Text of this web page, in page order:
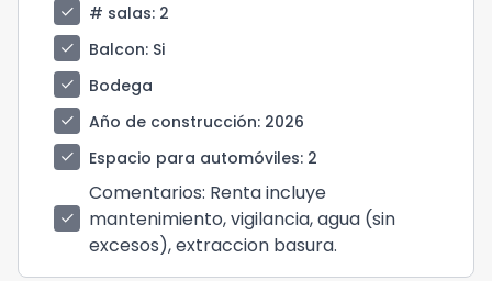
check
# salas: 2
check
Balcon: Si
check
Bodega
check
Año de construcción: 2026
check
Espacio para automóviles: 2
check
Comentarios: Renta incluye
mantenimiento, vigilancia, agua (sin
excesos), extraccion basura.